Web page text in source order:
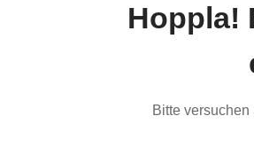
Hoppla!
Bitte